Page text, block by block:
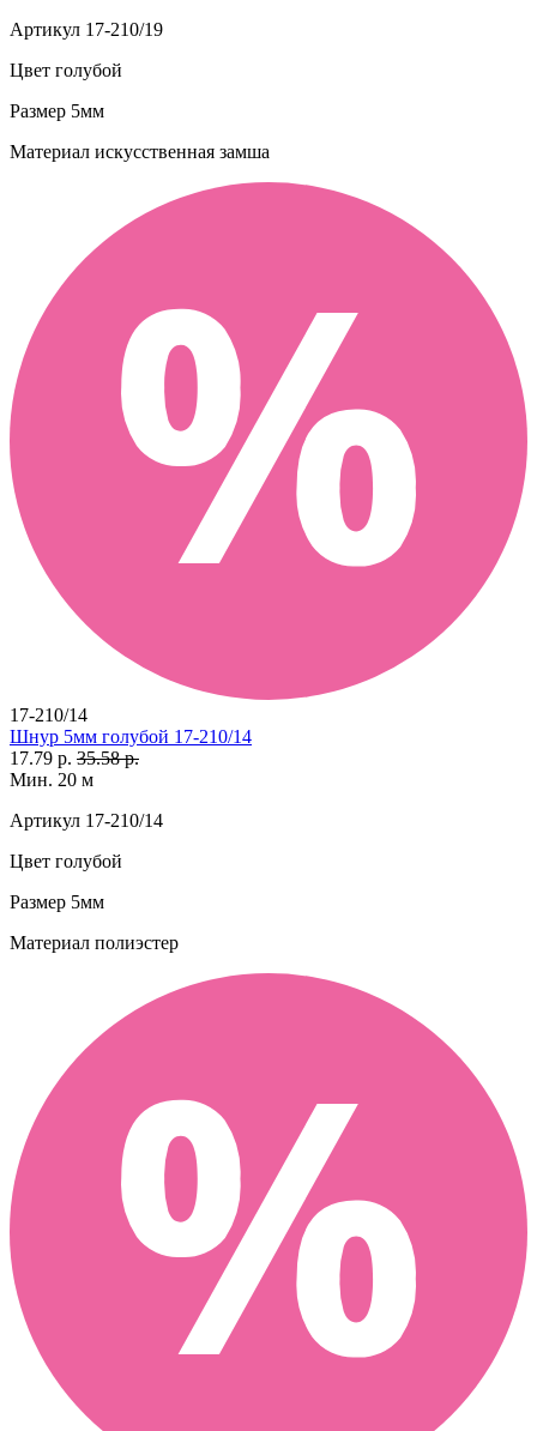
Артикул 17-210/19
Цвет голубой
Размер 5мм
Материал искусственная замша
17-210/14
Шнур 5мм голубой 17-210/14
17.79 р. 35.58 р.
Мин. 20 м
Артикул 17-210/14
Цвет голубой
Размер 5мм
Материал полиэстер